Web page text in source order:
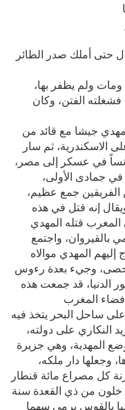
حتى أملك صدر الطائر
ولم يظفر بها،
الفتن، وكان
جيشا مع قائد من
الاسكندرية، ثم سار
في عسكر إلى مصر،
في جمادى الأولى،
الفريقين جمع عظيم،
إنه قتل في هذه
المغرب قتله المهدي
بالقيروان، واجتمع
إليهم المهدي موالاه
يحصى، وجيء بعدة رءوس
الدنيا، قد جمعت هذه
فضاء المغرب
ساحل البحر يتخذ فيه
النكاري على دولته،
المهدية، وهي جزيرة
وجعلها دار ملكه،
كل مصراع مائة قنطار
خلون من ذي القعدة سنة
بالقوس يرمى سهما